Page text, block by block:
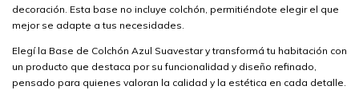
decoración. Esta base no incluye colchón, permitiéndote elegir el que
mejor se adapte a tus necesidades.
Elegí la Base de Colchón Azul Suavestar y transformá tu habitación con
un producto que destaca por su funcionalidad y diseño refinado,
pensado para quienes valoran la calidad y la estética en cada detalle.